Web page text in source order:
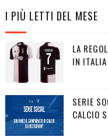
I PIÙ LETTI DEL MESE
LA
IN ITALIA
SERIE
CALCIO